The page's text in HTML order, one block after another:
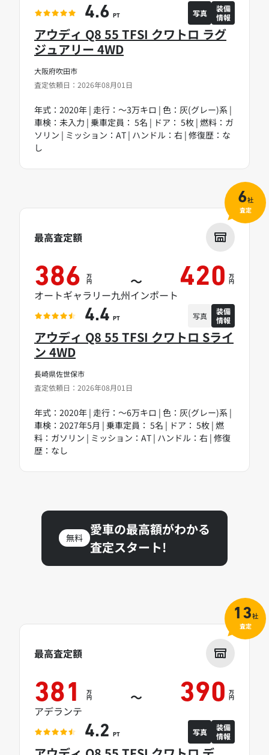
大阪府吹田市
査定依頼日：2026年08月01日
アウディ Q8 55 TFSI クワトロ ラグ
ジュアリー 4WD
年式：2020年 | 走行：～3万キロ | 色：灰(グレー)系 |
車検：未入力 | 乗車定員： 5名 | ドア： 5枚 | 燃料：ガ
ソリン | ミッション：AT | ハンドル：右 | 修復歴：な
し
4.6 PT 写真
装備
情報
長崎県佐世保市
査定依頼日：2026年08月01日
アウディ Q8 55 TFSI クワトロ Sライ
ン 4WD
年式：2020年 | 走行：～6万キロ | 色：灰(グレー)系 |
車検：2027年5月 | 乗車定員： 5名 | ドア： 5枚 | 燃
料：ガソリン | ミッション：AT | ハンドル：右 | 修復
歴：なし
最高査定額
386 万
円 ～ 420 万
円
オートギャラリー九州インポート
4.4 PT 写真
装備
情報
6社
査定
無料
愛車の最高額がわかる
査定スタート!
最高査定額
381 万
円 ～ 390 万
円
アデランテ
4.2 PT 写真
装備
情報
13社
査定